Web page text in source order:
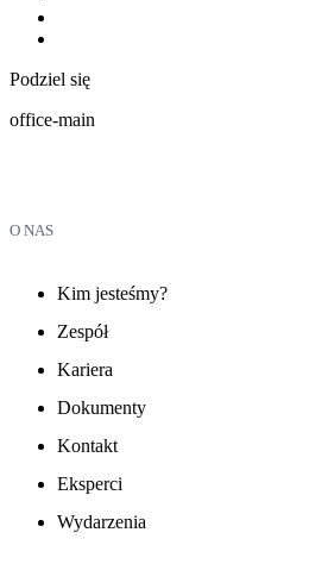
Podziel się
office-main
O NAS
Kim jesteśmy?
Zespół
Kariera
Dokumenty
Kontakt
Eksperci
Wydarzenia